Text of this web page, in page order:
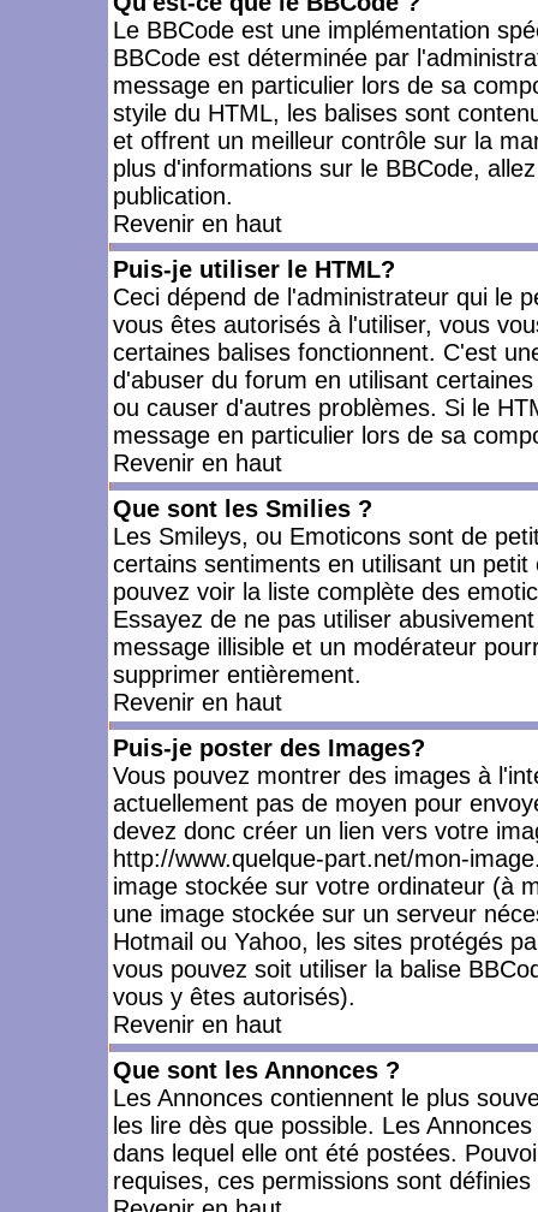
Le BBCode est une implémentation
BBCode est déterminée par
message en particulier lors de sa
styile du HTML, les balises sont
et offrent un meilleur contrôle sur la
plus d'informations sur le BBCode,
publication.
Revenir en haut
Puis-je utiliser le HTML?
Ceci dépend de l'administrateur qui le
vous êtes autorisés à l'utiliser, vous
certaines balises fonctionnent. C'est
d'abuser du forum en utilisant
ou causer d'autres problèmes. Si le
message en particulier lors de sa
Revenir en haut
Que sont les Smilies ?
Les Smileys, ou Emoticons sont de
certains sentiments en utilisant un
pouvez voir la liste complète des
Essayez de ne pas utiliser
message illisible et un modérateur
supprimer entièrement.
Revenir en haut
Puis-je poster des Images?
Vous pouvez montrer des images à
actuellement pas de moyen pour
devez donc créer un lien vers votre
http://www.quelque-part.net/mon-
image stockée sur votre ordinateur (à
une image stockée sur un serveur
Hotmail ou Yahoo, les sites protégés
vous pouvez soit utiliser la balise
vous y êtes autorisés).
Revenir en haut
Que sont les Annonces ?
Les Annonces contiennent le plus
les lire dès que possible. Les
dans lequel elle ont été postées.
requises, ces permissions sont